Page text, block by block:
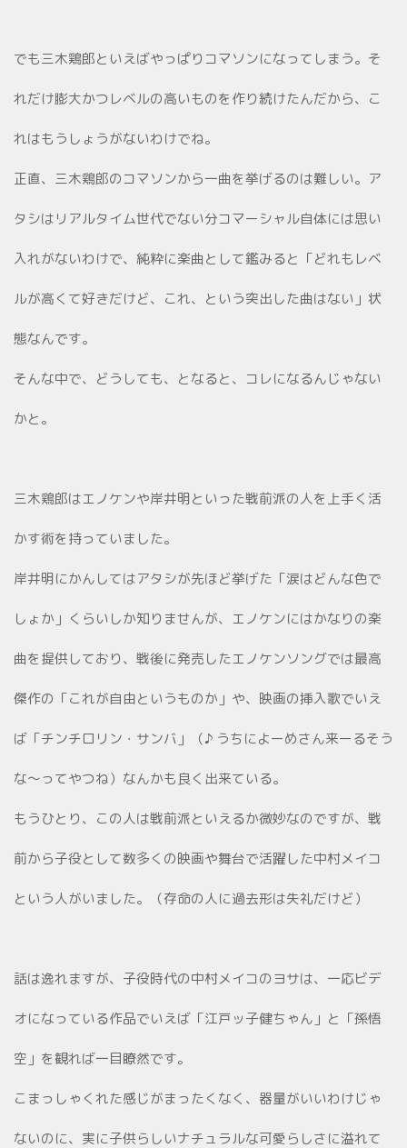
でも三木鶏郎といえばやっぱりコマソンになってしまう。そ
れだけ膨大かつレベルの高いものを作り続けたんだから、こ
れはもうしょうがないわけでね。
正直、三木鶏郎のコマソンから一曲を挙げるのは難しい。ア
タシはリアルタイム世代でない分コマーシャル自体には思い
入れがないわけで、純粋に楽曲として鑑みると「どれもレベ
ルが高くて好きだけど、これ、という突出した曲はない」状
態なんです。
そんな中で、どうしても、となると、コレになるんじゃない
かと。
三木鶏郎はエノケンや岸井明といった戦前派の人を上手く活
かす術を持っていました。
岸井明にかんしてはアタシが先ほど挙げた「涙はどんな色で
しょか」くらいしか知りませんが、エノケンにはかなりの楽
曲を提供しており、戦後に発売したエノケンソングでは最高
傑作の「これが自由というものか」や、映画の挿入歌でいえ
ば「チンチロリン・サンバ」（♪ うちによーめさん来ーるそう
な～ってやつね）なんかも良く出来ている。
もうひとり、この人は戦前派といえるか微妙なのですが、戦
前から子役として数多くの映画や舞台で活躍した中村メイコ
という人がいました。（存命の人に過去形は失礼だけど）
話は逸れますが、子役時代の中村メイコのヨサは、一応ビデ
オになっている作品でいえば「江戸ッ子健ちゃん」と「孫悟
空」を観れば一目瞭然です。
こまっしゃくれた感じがまったくなく、器量がいいわけじゃ
ないのに、実に子供らしいナチュラルな可愛らしさに溢れて